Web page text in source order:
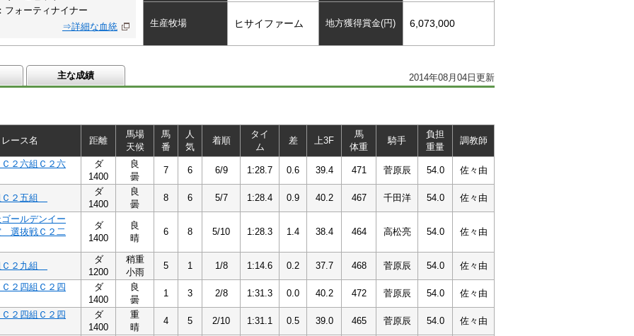
フォーティナイナー
⇒詳細な血統
生産牧場 ヒサイファーム 地方獲得賞金(円) 6,073,000
2014年08月04日更新
主な成績
レース名 距離
馬場
天候
馬
番
人
気
着順
タイ
ム
差 上3F
馬
体重
騎手
負担
重量
調教師
２六組Ｃ２六
ダ
1400
良
曇
7 6 6/9 1:28.7 0.6 39.4 471 菅原辰 54.0 佐々由
Ｃ２五組
ダ
1400
良
曇
8 6 5/7 1:28.4 0.9 40.2 467 千田洋 54.0
佐々由
ールデンイー
選抜戦Ｃ２二
ダ
1400
良
晴
6 8 5/10 1:28.3 1.4 38.4 464 高松亮 54.0 佐々由
Ｃ２九組
ダ
1200
稍重
小雨
5 1 1/8 1:14.6 0.2 37.7 468 菅原辰 54.0
佐々由
２四組Ｃ２四
ダ
1400
良
曇
1 3 2/8 1:31.3 0.0 40.2 472 菅原辰 54.0
佐々由
２四組Ｃ２四
ダ
1400
重
晴
4 5 2/10 1:31.1 0.5 39.0 465 菅原辰 54.0 佐々由